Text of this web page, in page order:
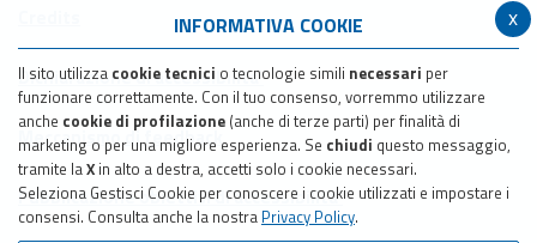
x
INFORMATIVA COOKIE
Il sito utilizza cookie tecnici o tecnologie simili necessari per
funzionare correttamente. Con il tuo consenso, vorremmo utilizzare
anche cookie di profilazione (anche di terze parti) per finalità di
marketing o per una migliore esperienza. Se chiudi questo messaggio,
tramite laX in alto a destra, accetti solo i cookie necessari.
Seleziona Gestisci Cookie per conoscere i cookie utilizzati e impostare i
consensi. Consulta anche la nostra Privacy Policy.
Dichiarazione di accessibilita'
Meccanismo di feedback
Pubblicazione obiettivi di accessibilita'